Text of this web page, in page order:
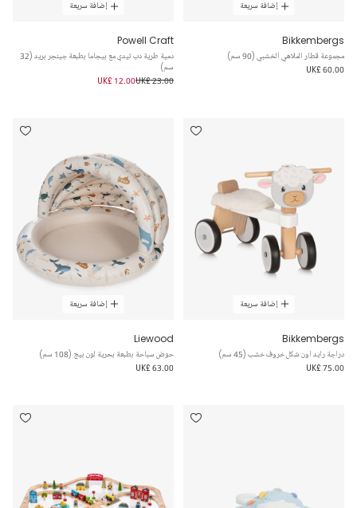
إضافة سريعة
Bikkembergs
مجموعة قطار الملاهي الخشبي (90 سم)
UK£ 60.00
إضافة سريعة
Powell Craft
دمية طرية دب تيدي مع بيجاما بطبعة جينجر بريد (32
سم)
UK£ 23.00
UK£ 12.00
إضافة سريعة
Bikkembergs
دراجة رايد اون شكل خروف خشب (45 سم)
UK£ 75.00
إضافة سريعة
Liewood
حوض سباحة بطبعة بحرية لون بيج (108 سم)
UK£ 63.00